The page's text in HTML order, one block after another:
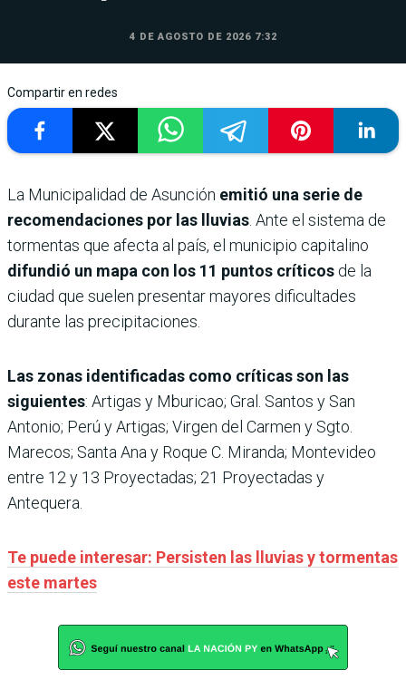
4 DE AGOSTO DE 2026 7:32
Compartir en redes
La Municipalidad de Asunción emitió una serie de
recomendaciones por las lluvias . Ante el sistema de
tormentas que afecta al país, el municipio capitalino
difundió un mapa con los 11 puntos críticos de la
ciudad que suelen presentar mayores dificultades
durante las precipitaciones.
Las zonas identificadas como críticas son las
siguientes: Artigas y Mburicao; Gral. Santos y San
Antonio; Perú y Artigas; Virgen del Carmen y Sgto.
Marecos; Santa Ana y Roque C. Miranda; Montevideo
entre 12 y 13 Proyectadas; 21 Proyectadas y
Antequera.
Te puede interesar: Persisten las lluvias y tormentas
este martes